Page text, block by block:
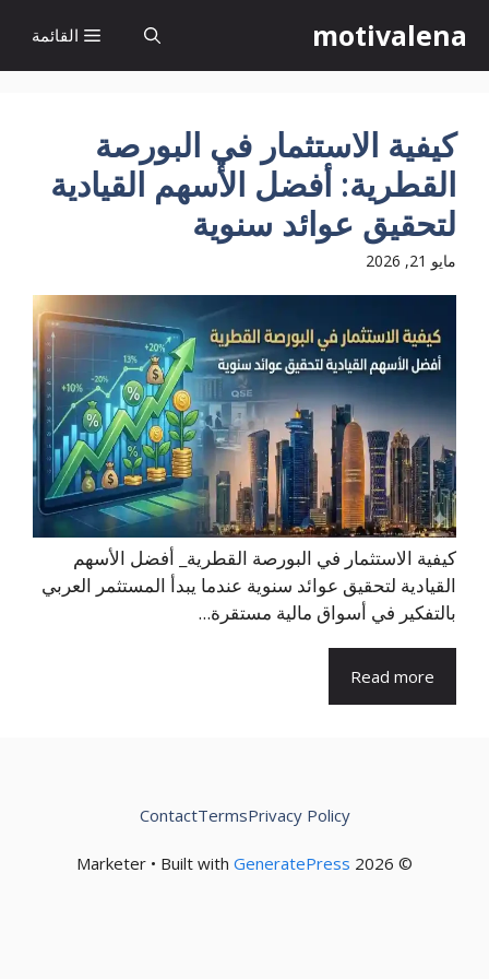
إلى
المحتوى
motivalena القائمة
كيفية الاستثمار في البورصة
القطرية: أفضل الأسهم القيادية
لتحقيق عوائد سنوية
مايو 21, 2026
كيفية الاستثمار في البورصة القطرية_ أفضل الأسهم
القيادية لتحقيق عوائد سنوية عندما يبدأ المستثمر العربي
بالتفكير في أسواق مالية مستقرة...
Read more
© 2026 Marketer • Built with
GeneratePress
Privacy Policy
Terms
Contact